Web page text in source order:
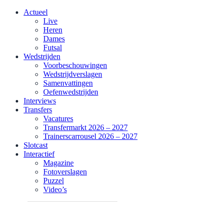
Actueel
Live
Heren
Dames
Futsal
Wedstrijden
Voorbeschouwingen
Wedstrijdverslagen
Samenvattingen
Oefenwedstrijden
Interviews
Transfers
Vacatures
Transfermarkt 2026 – 2027
Trainerscarrousel 2026 – 2027
Slotcast
Interactief
Magazine
Fotoverslagen
Puzzel
Video’s